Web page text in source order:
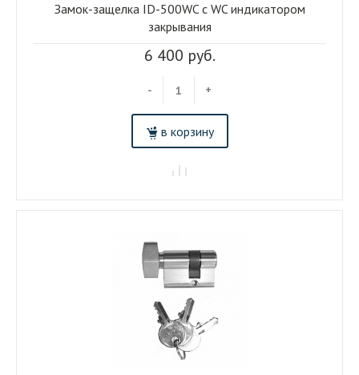
6 400 руб.
- +
в корзину
Замок-защелка ID-500WC c WC индикатором
закрывания